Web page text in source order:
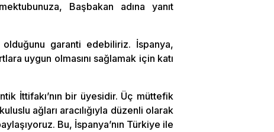
Başbakan adına yanıt
garanti edebiliriz. İspanya,
uygun olmasını sağlamak için katı
İttifakı’nın bir üyesidir. Üç müttefik
ağları aracılığıyla düzenli olarak
Bu, İspanya’nın Türkiye ile